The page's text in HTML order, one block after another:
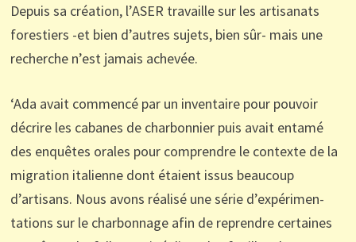
Depuis sa création, l’ASER travaille sur les artisanats
forestiers -et bien d’autres sujets, bien sûr- mais une
recherche n’est jamais achevée.
‘Ada avait commencé par un inventaire pour pouvoir
décrire les cabanes de charbonnier puis avait entamé
des enquêtes orales pour comprendre le contexte de la
migration italienne dont étaient issus beaucoup
d’artisans. Nous avons réalisé une série d’expérimen-
tations sur le charbonnage afin de reprendre certaines